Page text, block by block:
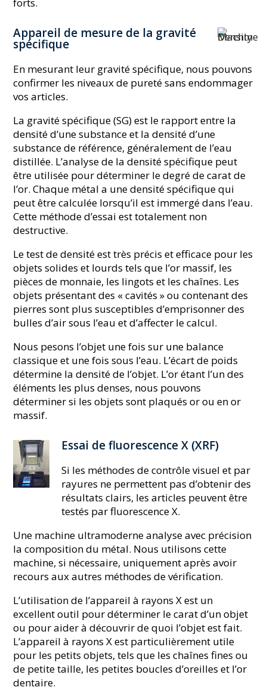
Appareil de mesure de la gravité
spécifique
En mesurant leur gravité spécifique, nous pouvons
confirmer les niveaux de pureté sans endommager
vos articles.
La gravité spécifique (SG) est le rapport entre la
densité d’une substance et la densité d’une
substance de référence, généralement de l’eau
distillée. L’analyse de la densité spécifique peut
être utilisée pour déterminer le degré de carat de
l’or. Chaque métal a une densité spécifique qui
peut être calculée lorsqu’il est immergé dans l’eau.
Cette méthode d’essai est totalement non
destructive.
Le test de densité est très précis et efficace pour les
objets solides et lourds tels que l’or massif, les
pièces de monnaie, les lingots et les chaînes. Les
objets présentant des « cavités » ou contenant des
pierres sont plus susceptibles d’emprisonner des
bulles d’air sous l’eau et d’affecter le calcul.
Nous pesons l’objet une fois sur une balance
classique et une fois sous l’eau. L’écart de poids
détermine la densité de l’objet. L’or étant l’un des
éléments les plus denses, nous pouvons
déterminer si les objets sont plaqués or ou en or
massif.
Essai de fluorescence X (XRF)
Si les méthodes de contrôle visuel et par
rayures ne permettent pas d’obtenir des
résultats clairs, les articles peuvent être
testés par fluorescence X.
Une machine ultramoderne analyse avec précision
la composition du métal. Nous utilisons cette
machine, si nécessaire, uniquement après avoir
recours aux autres méthodes de vérification.
L’utilisation de l’appareil à rayons X est un
excellent outil pour déterminer le carat d’un objet
ou pour aider à découvrir de quoi l’objet est fait.
L’appareil à rayons X est particulièrement utile
pour les petits objets, tels que les chaînes fines ou
de petite taille, les petites boucles d’oreilles et l’or
dentaire.